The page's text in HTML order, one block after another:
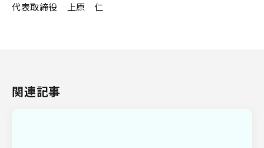
代表取締役 上原 仁
関連記事